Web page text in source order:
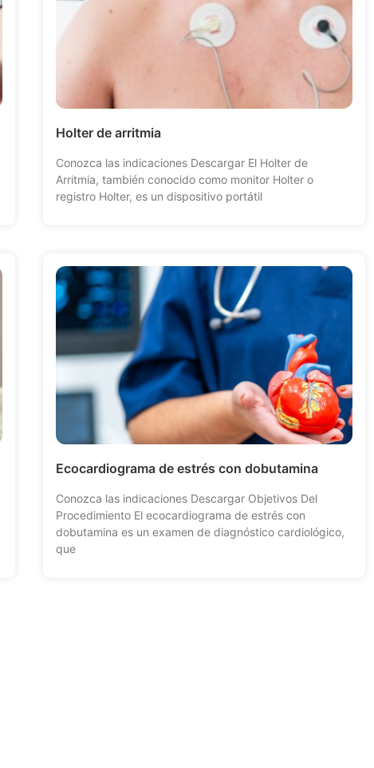
Holter de arritmia
Conozca las indicaciones Descargar El Holter de
Arritmia, también conocido como monitor Holter o
registro Holter, es un dispositivo portátil
Ecocardiograma de estrés con dobutamina
Conozca las indicaciones Descargar Objetivos Del
Procedimiento El ecocardiograma de estrés con
dobutamina es un examen de diagnóstico cardiológico,
que